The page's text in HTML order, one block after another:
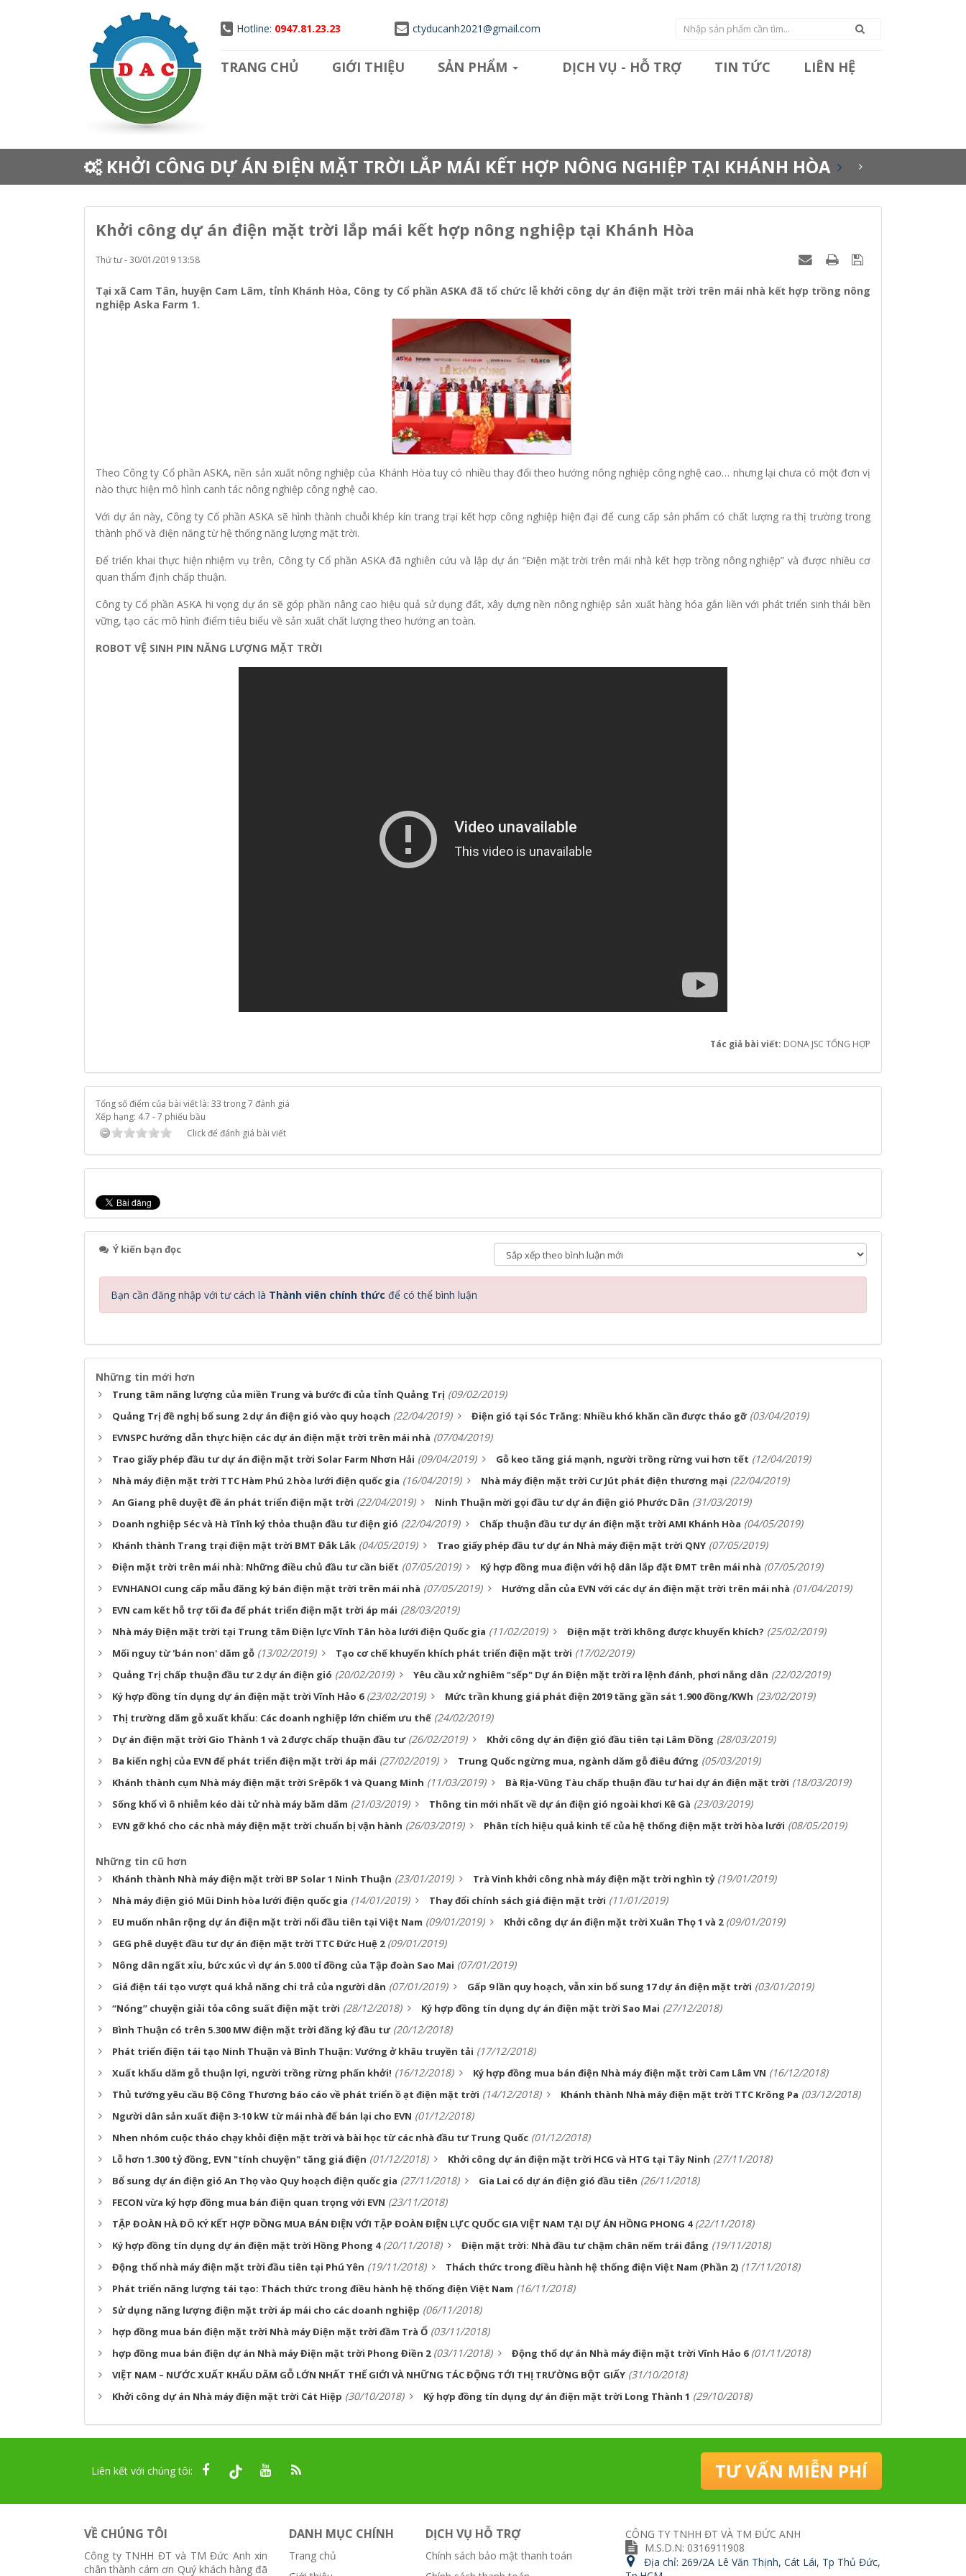
Hotline: 0947.81.23.23 ctyducanh2021@gmail.com
TRANG CHỦ GIỚI THIỆU SẢN PHẨM DỊCH VỤ - HỖ TRỢ TIN TỨC LIÊN HỆ
KHỞI CÔNG DỰ ÁN ĐIỆN MẶT TRỜI LẮP MÁI KẾT HỢP NÔNG NGHIỆP TẠI KHÁNH HÒA
Khởi công dự án điện mặt trời lắp mái kết hợp nông nghiệp tại Khánh Hòa
Thứ tư - 30/01/2019 13:58
Tại xã Cam Tân, huyện Cam Lâm, tỉnh Khánh Hòa, Công ty Cổ phần ASKA đã tổ chức lễ khởi công dự án điện mặt trời trên mái nhà kết hợp trồng nông
nghiệp Aska Farm 1.
Theo Công ty Cổ phần ASKA, nền sản xuất nông nghiệp của Khánh Hòa tuy có nhiều thay đổi theo hướng nông nghiệp công nghệ cao… nhưng lại chưa có một đơn vị
nào thực hiện mô hình canh tác nông nghiệp công nghệ cao.
Với dự án này, Công ty Cổ phần ASKA sẽ hình thành chuỗi khép kín trang trại kết hợp công nghiệp hiện đại để cung cấp sản phẩm có chất lượng ra thị trường trong
thành phố và điện năng từ hệ thống năng lượng mặt trời.
Để triển khai thực hiện nhiệm vụ trên, Công ty Cổ phần ASKA đã nghiên cứu và lập dự án “Điện mặt trời trên mái nhà kết hợp trồng nông nghiệp” và được nhiều cơ
quan thẩm định chấp thuận.
Công ty Cổ phần ASKA hi vọng dự án sẽ góp phần nâng cao hiệu quả sử dụng đất, xây dựng nền nông nghiệp sản xuất hàng hóa gắn liền với phát triển sinh thái bền
vững, tạo các mô hình điểm tiêu biểu về sản xuất chất lượng theo hướng an toàn.
ROBOT VỆ SINH PIN NĂNG LƯỢNG MẶT TRỜI
Tác giả bài viết: DONA JSC TỔNG HỢP
Tổng số điểm của bài viết là: 33 trong 7 đánh giá
Xếp hạng: 4.7 -7 phiếu bầu
Click để đánh giá bài viết
Ý kiến bạn đọc
Bạn cần đăng nhập với tư cách là Thành viên chính thức để có thể bình luận
Những tin mới hơn
Trung tâm năng lượng của miền Trung và bước đi của tỉnh Quảng Trị (09/02/2019)
Quảng Trị đề nghị bổ sung 2 dự án điện gió vào quy hoạch (22/04/2019) Điện gió tại Sóc Trăng: Nhiều khó khăn cần được tháo gỡ (03/04/2019)
EVNSPC hướng dẫn thực hiện các dự án điện mặt trời trên mái nhà (07/04/2019)
Trao giấy phép đầu tư dự án điện mặt trời Solar Farm Nhơn Hải (09/04/2019) Gỗ keo tăng giá mạnh, người trồng rừng vui hơn tết (12/04/2019)
Nhà máy điện mặt trời TTC Hàm Phú 2 hòa lưới điện quốc gia (16/04/2019) Nhà máy điện mặt trời Cư Jút phát điện thương mại (22/04/2019)
An Giang phê duyệt đề án phát triển điện mặt trời (22/04/2019) Ninh Thuận mời gọi đầu tư dự án điện gió Phước Dân (31/03/2019)
Doanh nghiệp Séc và Hà Tĩnh ký thỏa thuận đầu tư điện gió (22/04/2019) Chấp thuận đầu tư dự án điện mặt trời AMI Khánh Hòa (04/05/2019)
Khánh thành Trang trại điện mặt trời BMT Đắk Lắk (04/05/2019) Trao giấy phép đầu tư dự án Nhà máy điện mặt trời QNY (07/05/2019)
Điện mặt trời trên mái nhà: Những điều chủ đầu tư cần biết (07/05/2019) Ký hợp đồng mua điện với hộ dân lắp đặt ĐMT trên mái nhà (07/05/2019)
EVNHANOI cung cấp mẫu đăng ký bán điện mặt trời trên mái nhà (07/05/2019) Hướng dẫn của EVN với các dự án điện mặt trời trên mái nhà (01/04/2019)
EVN cam kết hỗ trợ tối đa để phát triển điện mặt trời áp mái (28/03/2019)
Nhà máy Điện mặt trời tại Trung tâm Điện lực Vĩnh Tân hòa lưới điện Quốc gia (11/02/2019) Điện mặt trời không được khuyến khích? (25/02/2019)
Mối nguy từ 'bán non' dăm gỗ (13/02/2019) Tạo cơ chế khuyến khích phát triển điện mặt trời (17/02/2019)
Quảng Trị chấp thuận đầu tư 2 dự án điện gió (20/02/2019) Yêu cầu xử nghiêm "sếp" Dự án Điện mặt trời ra lệnh đánh, phơi nắng dân (22/02/2019)
Ký hợp đồng tín dụng dự án điện mặt trời Vĩnh Hảo 6 (23/02/2019) Mức trần khung giá phát điện 2019 tăng gần sát 1.900 đồng/KWh (23/02/2019)
Thị trường dăm gỗ xuất khẩu: Các doanh nghiệp lớn chiếm ưu thế (24/02/2019)
Dự án điện mặt trời Gio Thành 1 và 2 được chấp thuận đầu tư (26/02/2019) Khởi công dự án điện gió đầu tiên tại Lâm Đồng (28/03/2019)
Ba kiến nghị của EVN để phát triển điện mặt trời áp mái (27/02/2019) Trung Quốc ngừng mua, ngành dăm gỗ điêu đứng (05/03/2019)
Khánh thành cụm Nhà máy điện mặt trời Srêpốk 1 và Quang Minh (11/03/2019) Bà Rịa-Vũng Tàu chấp thuận đầu tư hai dự án điện mặt trời (18/03/2019)
Sống khổ vì ô nhiễm kéo dài tử nhà máy băm dăm (21/03/2019) Thông tin mới nhất về dự án điện gió ngoài khơi Kê Gà (23/03/2019)
EVN gỡ khó cho các nhà máy điện mặt trời chuẩn bị vận hành (26/03/2019) Phân tích hiệu quả kinh tế của hệ thống điện mặt trời hòa lưới (08/05/2019)
Những tin cũ hơn
Khánh thành Nhà máy điện mặt trời BP Solar 1 Ninh Thuận (23/01/2019) Trà Vinh khởi công nhà máy điện mặt trời nghìn tỷ (19/01/2019)
Nhà máy điện gió Mũi Dinh hòa lưới điện quốc gia (14/01/2019) Thay đổi chính sách giá điện mặt trời (11/01/2019)
EU muốn nhân rộng dự án điện mặt trời nổi đầu tiên tại Việt Nam (09/01/2019) Khởi công dự án điện mặt trời Xuân Thọ 1 và 2 (09/01/2019)
GEG phê duyệt đầu tư dự án điện mặt trời TTC Đức Huệ 2 (09/01/2019)
Nông dân ngất xỉu, bức xúc vì dự án 5.000 tỉ đồng của Tập đoàn Sao Mai (07/01/2019)
Giá điện tái tạo vượt quá khả năng chi trả của người dân (07/01/2019) Gấp 9 lần quy hoạch, vẫn xin bổ sung 17 dự án điện mặt trời (03/01/2019)
“Nóng” chuyện giải tỏa công suất điện mặt trời (28/12/2018) Ký hợp đồng tín dụng dự án điện mặt trời Sao Mai (27/12/2018)
Bình Thuận có trên 5.300 MW điện mặt trời đăng ký đầu tư (20/12/2018)
Phát triển điện tái tạo Ninh Thuận và Bình Thuận: Vướng ở khâu truyền tải (17/12/2018)
Xuất khẩu dăm gỗ thuận lợi, người trồng rừng phấn khởi! (16/12/2018) Ký hợp đồng mua bán điện Nhà máy điện mặt trời Cam Lâm VN (16/12/2018)
Thủ tướng yêu cầu Bộ Công Thương báo cáo về phát triển ồ ạt điện mặt trời (14/12/2018) Khánh thành Nhà máy điện mặt trời TTC Krông Pa (03/12/2018)
Người dân sản xuất điện 3-10 kW từ mái nhà để bán lại cho EVN (01/12/2018)
Nhen nhóm cuộc tháo chạy khỏi điện mặt trời và bài học từ các nhà đầu tư Trung Quốc (01/12/2018)
Lỗ hơn 1.300 tỷ đồng, EVN "tính chuyện" tăng giá điện (01/12/2018) Khởi công dự án điện mặt trời HCG và HTG tại Tây Ninh (27/11/2018)
Bổ sung dự án điện gió An Thọ vào Quy hoạch điện quốc gia (27/11/2018) Gia Lai có dự án điện gió đầu tiên (26/11/2018)
FECON vừa ký hợp đồng mua bán điện quan trọng với EVN (23/11/2018)
TẬP ĐOÀN HÀ ĐÔ KÝ KẾT HỢP ĐỒNG MUA BÁN ĐIỆN VỚI TẬP ĐOÀN ĐIỆN LỰC QUỐC GIA VIỆT NAM TẠI DỰ ÁN HỒNG PHONG 4 (22/11/2018)
Ký hợp đồng tín dụng dự án điện mặt trời Hồng Phong 4 (20/11/2018) Điện mặt trời: Nhà đầu tư chậm chân nếm trái đắng (19/11/2018)
Động thổ nhà máy điện mặt trời đầu tiên tại Phú Yên (19/11/2018) Thách thức trong điều hành hệ thống điện Việt Nam (Phần 2) (17/11/2018)
Phát triển năng lượng tái tạo: Thách thức trong điều hành hệ thống điện Việt Nam (16/11/2018)
Sử dụng năng lượng điện mặt trời áp mái cho các doanh nghiệp (06/11/2018)
hợp đồng mua bán điện mặt trời Nhà máy Điện mặt trời đầm Trà Ổ (03/11/2018)
hợp đồng mua bán điện dự án Nhà máy Điện mặt trời Phong Điền 2 (03/11/2018) Động thổ dự án Nhà máy điện mặt trời Vĩnh Hảo 6 (01/11/2018)
VIỆT NAM – NƯỚC XUẤT KHẨU DĂM GỖ LỚN NHẤT THẾ GIỚI VÀ NHỮNG TÁC ĐỘNG TỚI THỊ TRƯỜNG BỘT GIẤY (31/10/2018)
Khởi công dự án Nhà máy điện mặt trời Cát Hiệp (30/10/2018) Ký hợp đồng tín dụng dự án điện mặt trời Long Thành 1 (29/10/2018)
Liên kết với chúng tôi: TƯ VẤN MIỄN PHÍ
VỀ CHÚNG TÔI
Công ty TNHH ĐT và TM Đức Anh xin
chân thành cám ơn Quý khách hàng đã
DANH MỤC CHÍNH
Trang chủ
DỊCH VỤ HỖ TRỢ
Chính sách bảo mật thanh toán
CÔNG TY TNHH ĐT VÀ TM ĐỨC ANH
M.S.D.N: 0316911908
Địa chỉ: 269/2A Lê Văn Thịnh, Cát Lái, Tp Thủ Đức,